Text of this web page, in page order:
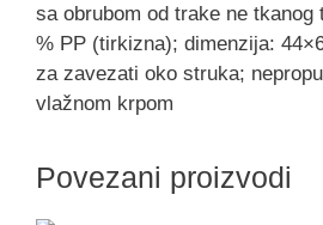
sa obrubom od trake ne
% PP (tirkizna); dimenzija:
za zavezati oko struka;
vlažnom krpom
Povezani proizvodi